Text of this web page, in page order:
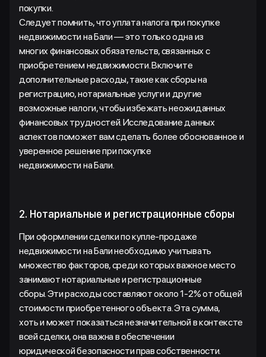
покупки.
Следует помнить, что уплата налога при покупке
недвижимости на Бали — это только одна из
многих финансовых обязательств, связанных с
приобретением недвижимости. Включите
дополнительные расходы, такие как сборы на
регистрацию, нотариальные услуги и другие
возможные налоги, чтобы избежать неожиданных
финансовых трудностей. Исследование данных
аспектов поможет вам сделать более обоснованное и
уверенное решение при покупке
недвижимости на Бали.
2. Нотариальные и регистрационные сборы
При оформлении сделки по купле-продаже
недвижимости на Бали необходимо учитывать
множество факторов, среди которых важное место
занимают нотариальные и регистрационные
сборы. Эти расходы составляют около 1-2% от общей
стоимости приобретенного объекта. Эта сумма,
хоть и может показаться незначительной в контексте
всей сделки, она важна в обеспечении
юридической безопасности прав собственности.